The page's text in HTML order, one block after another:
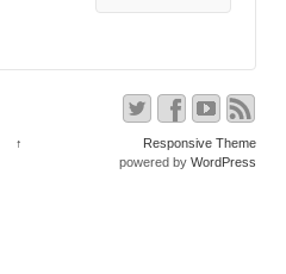
↑
Responsive Theme
powered by WordPress